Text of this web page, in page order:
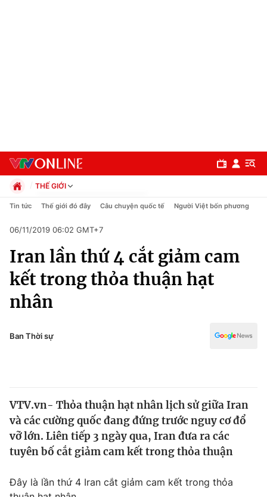
Chuyên mục
Chính trị
Xã hội
Pháp luật
Thế giới
Tin tức
Thế giới đó đây
Câu chuyện quốc tế
Kinh tế
Thị trường
Dữ liệu và đời sống
THẾ GIỚI
Chính trị
Pháp luật
Kinh tế
Thể thao
Truyền hình
Văn hóa - Giải trí
Công nghệ
Tin tức Thế giới đó đây Câu chuyện quốc tế Người Việt bốn phương
06/11/2019 06:02 GMT+7
Iran lần thứ 4 cắt giảm cam
kết trong thỏa thuận hạt
nhân
Ban Thời sự
VTV.vn- Thỏa thuận hạt nhân lịch sử giữa Iran
và các cường quốc đang đứng trước nguy cơ đổ
vỡ lớn. Liên tiếp 3 ngày qua, Iran đưa ra các
tuyên bố cắt giảm cam kết trong thỏa thuận
Đây là lần thứ 4 Iran cắt giảm cam kết trong thỏa